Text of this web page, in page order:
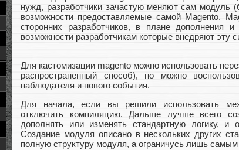
нужд, разработчики зачастую меняют сам модуль
возможности предоставляемые самой Magento.
сторонних разработчиков, в плане дополнения
возможности разработчикам которые внедряют эту
Для кастомизации magento можно использовать
распространенный способ), но можно
наблюдателя и нового события.
Для начала, если вы решили использовать
отключить компиляцию. Дальше лучше всего
дополнять или изменять стандартную логику,
Создание модуля описано в нескольких других
полную структуру модуля, а ограничусь лишь